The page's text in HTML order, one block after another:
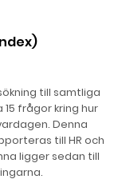
till samtliga
frågor kring hur
Denna
till HR och
ligger sedan till